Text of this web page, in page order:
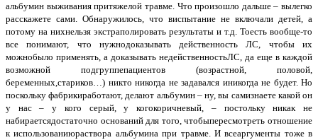
альбумин выживания притяжелой травме. Что произошло дальше – вылегко
расскажете сами. Обнаружилось, что виспытание не включали детей, а
потому на нихнельзя экстраполировать результаты и т.д. Тоесть вообще-то
все понимают, что нужнодоказывать действенность ЛС, чтобы их
можнобыло применять, а доказывать недейственностьЛС, да еще в каждой
возможной подгруппепациентов (возрастной, половой,
беременных,стариков…) никто никогда не задавался иникогда не будет. Но
поскольку фабрикиработают, делают альбумин – ну, вы самизнаете какой он
у нас – у кого серый, у когокоричневый, – постольку никак не
набираетсядостаточно оснований для того, чтобыпересмотреть отношение
к использованиюраствора альбумина при травме. И всеаргументы тоже в